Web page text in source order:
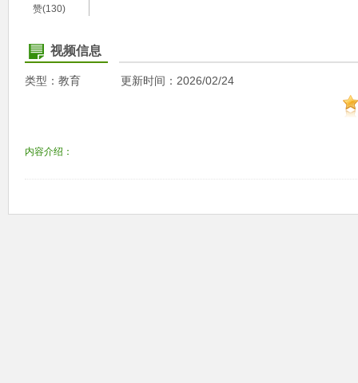
赞(130)
视频信息
类型：教育 更新时间：2026/02/24
内容介绍：